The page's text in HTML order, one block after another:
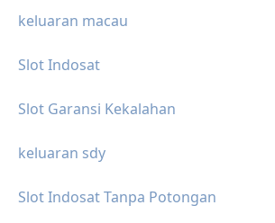
keluaran macau
Slot Indosat
Slot Garansi Kekalahan
keluaran sdy
Slot Indosat Tanpa Potongan